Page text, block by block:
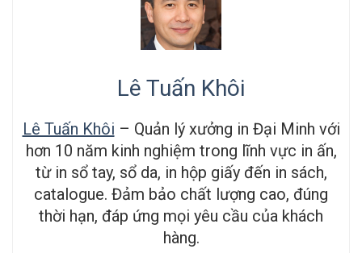
Lê Tuấn Khôi
Lê Tuấn Khôi – Quản lý xưởng in Đại Minh với
hơn 10 năm kinh nghiệm trong lĩnh vực in ấn,
từ in sổ tay, sổ da, in hộp giấy đến in sách,
catalogue. Đảm bảo chất lượng cao, đúng
thời hạn, đáp ứng mọi yêu cầu của khách
hàng.